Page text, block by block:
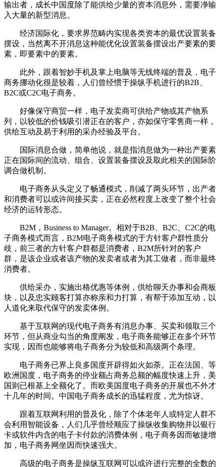
输出者，成长中国度除了能供给少量的资本消息外，需要净输
入大量的新型消息。
经济国际化，要求界范畴内实现各类资本的最优设置装备
摆设，当然离不开消息这种能优化设置装备摆设出产要素的要
素，即要素中的要素。
此外，跟着智妙手机及掌上电脑等无线终端的普及，电子
商务挪动化很是较着，人们曾经惯于操纵手机进行的B2B、
B2C或C2C电子商务。
好像保守商贸一样，电子发卖商可供给产物或其产物系
列，以较低的价钱吸引潜正在的客户，亦如保守零售商一样，
供给互动及易于利用的采办经验及平台。
国际消息合做，简单他说，就是指消息做为一种出产要素
正在国际间的流动、组合、设置装备摆设及取此相关的国际阶
调合做机制。
电子商务从头定义了畅通模式，削减了两头环节，出产者
和消费者可以或许间接买卖，正在必然程度上改变了整个社会
经济的运转形态。
B2M，Business to Manager。相对于B2B、B2C、C2C的电
子商务模式而言，B2M电子商务模式的于方针客户群性质分
歧，前三者的方针客户群都是消费者，B2M所针对的客户
群，是该企业或者该产物的发卖者或者为其工做者，而非最终
消费者。
供给采办，实施出格优惠等体例，供给聊天办事和会商板
块，以及忠实顾客打算亦称亲和力打算，有帮于添加互动，以
人道化来取代保守的发卖体例。
基于互联网的现代电子商务有消息办事、买卖和领取三个
环节，但从商业勾当的角度阐发，电子商务能够正在多个环节
实现，因而也能够将电子商务分为较低和高级两个条理。
电子商务已界上良多国度开辟得如火如荼。正在法国、等
欧洲国度，电子商务的停业额占商务总额的幅度快速上升，美
国则已根基上全额化了。而欧美国度电子商务的开展也不外才
十几年的时间。中国电子商务成长的迅猛程度，尤为惊讶。
跟着互联网利用的普及化，除了个体老年人或特定人群不
会利用智能设备，人们几乎曾经顺应了操纵收集购物并以银行
卡或软件内含的电子卡付款的消费体例，电子商务因而敏捷增
加，电子商务网坐因而快速强大。
高级的电子商务是操纵互联网可以或许进行完整的全数的